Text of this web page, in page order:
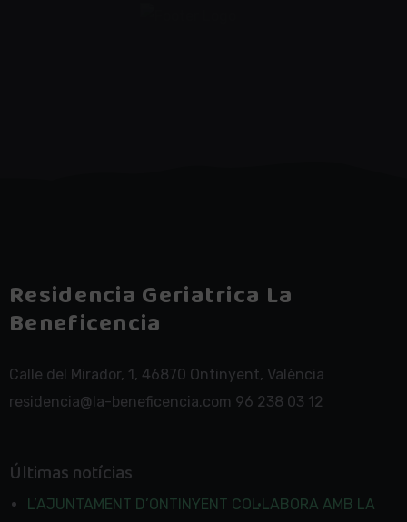
Residencia Geriatrica La
Beneficencia
Calle del Mirador, 1, 46870 Ontinyent, València
residencia@la-beneficencia.com 96 238 03 12
Últimas notícias
L’AJUNTAMENT D’ONTINYENT COL·LABORA AMB LA